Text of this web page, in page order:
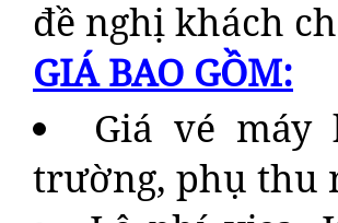
đề nghị khách
GIÁ BAO GỒM:
Giá vé
trường, phụ thu